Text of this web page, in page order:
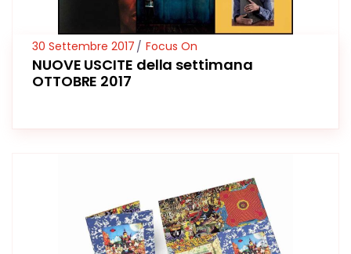
30 Settembre 2017 Focus On
NUOVE USCITE della settimana
OTTOBRE 2017